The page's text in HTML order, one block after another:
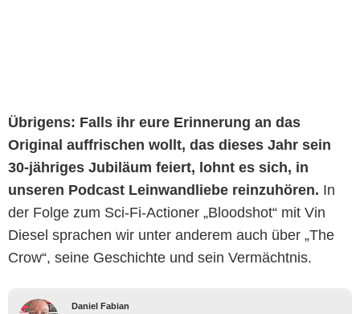
Übrigens: Falls ihr eure Erinnerung an das
Original auffrischen wollt, das dieses Jahr sein
30-jähriges Jubiläum feiert, lohnt es sich, in
unseren Podcast Leinwandliebe reinzuhören. In
der Folge zum Sci-Fi-Actioner „Bloodshot“ mit Vin
Diesel sprachen wir unter anderem auch über „The
Crow“, seine Geschichte und sein Vermächtnis.
Daniel Fabian